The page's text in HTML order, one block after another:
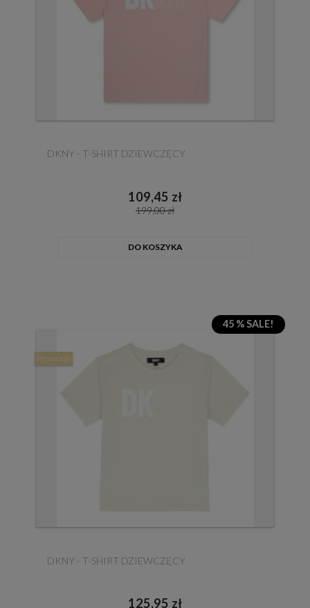
DKNY - T-SHIRT DZIEWCZĘCY
109,45 zł
199,00 zł
DO KOSZYKA
45 % SALE!
DKNY - T-SHIRT DZIEWCZĘCY
125,95 zł
Promocja